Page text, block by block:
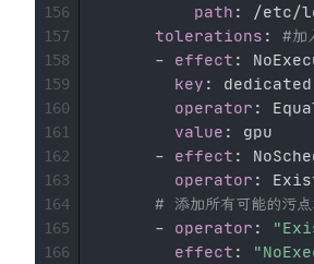
path :
/etc/
tolerations :
#加
-
effect :
key :
dedicated
operator :
value :
gpu
-
effect :
operator :
# 添加所有可能的污
-
operator :
effect :
156
157
158
159
160
161
162
163
164
165
166